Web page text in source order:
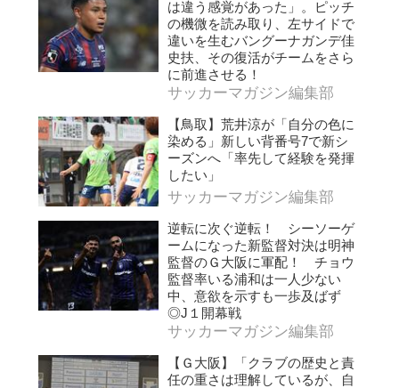
は違う感覚があった」。ピッチ
の機微を読み取り、左サイドで
違いを生むバングーナガンデ佳
史扶、その復活がチームをさら
に前進させる！
サッカーマガジン編集部
【鳥取】荒井涼が「自分の色に
染める」新しい背番号7で新シ
ーズンへ「率先して経験を発揮
したい」
サッカーマガジン編集部
逆転に次ぐ逆転！ シーソーゲ
ームになった新監督対決は明神
監督のＧ大阪に軍配！ チョウ
監督率いる浦和は一人少ない
中、意欲を示すも一歩及ばず
◎J１開幕戦
サッカーマガジン編集部
【Ｇ大阪】「クラブの歴史と責
任の重さは理解しているが、自